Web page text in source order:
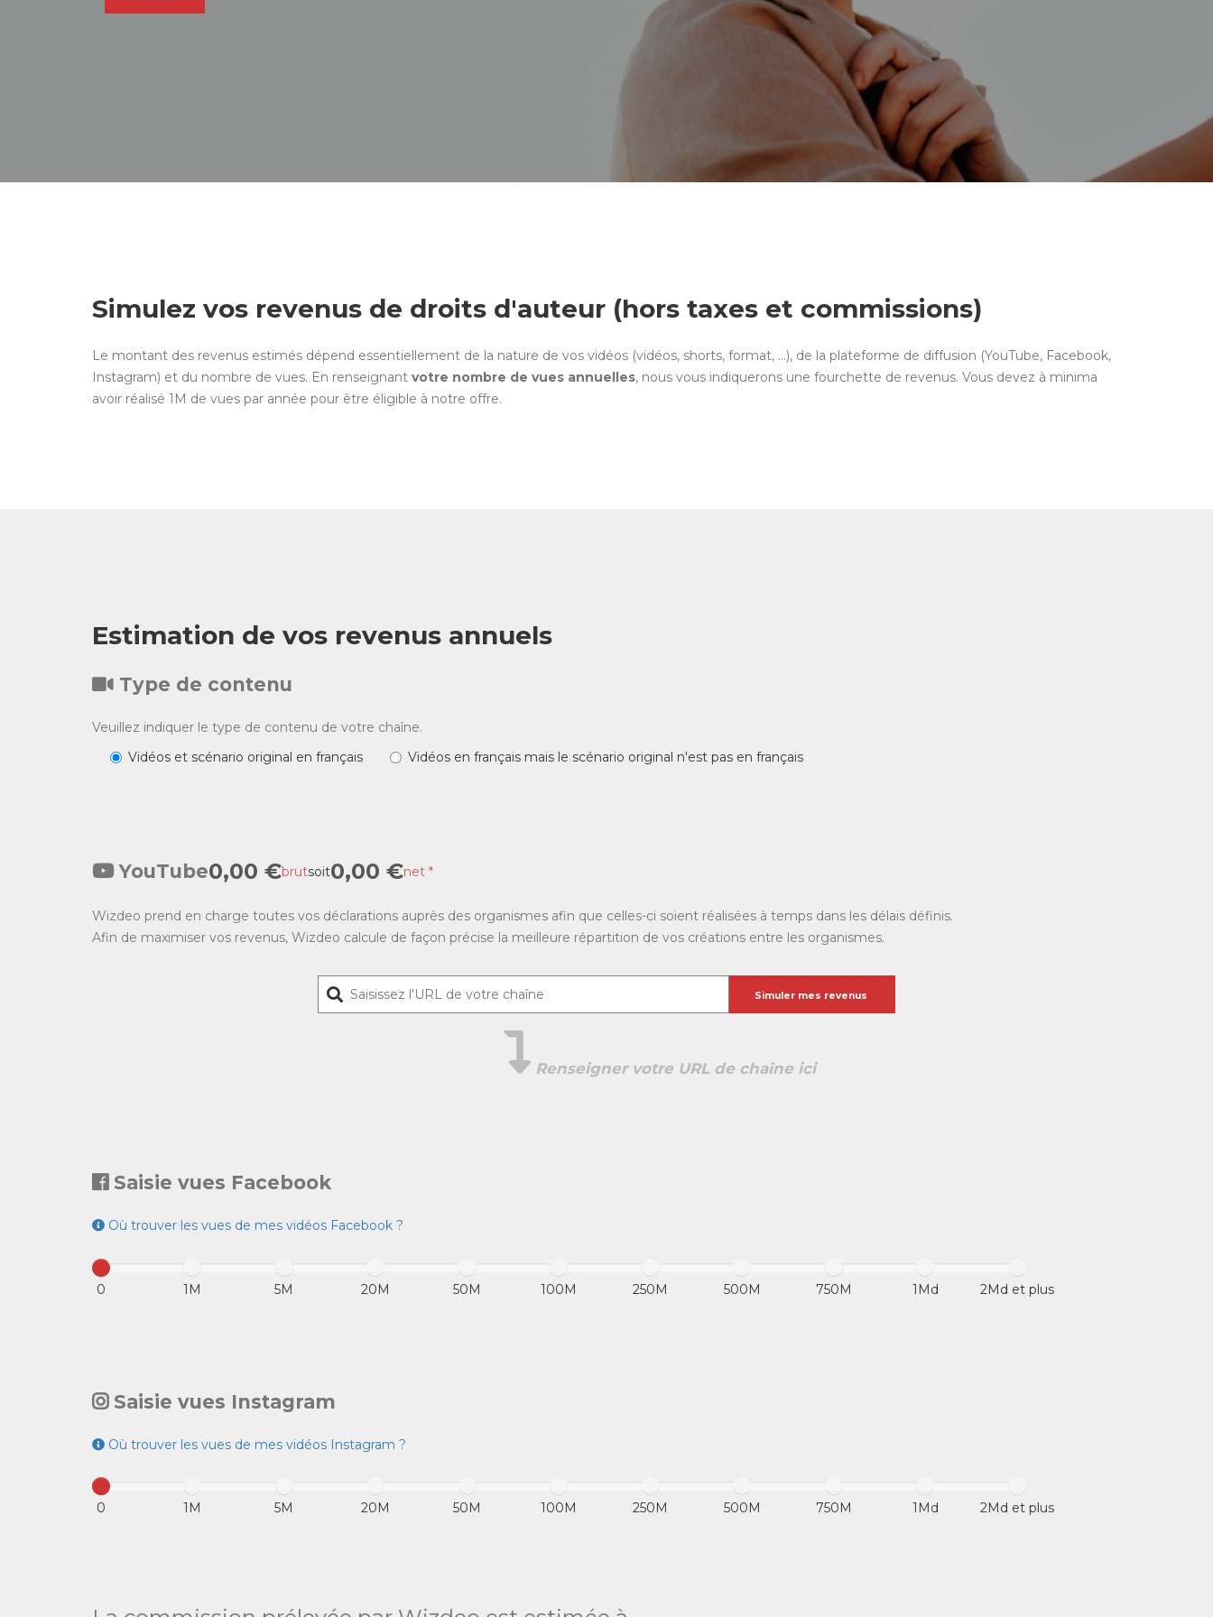
Simulez vos revenus de droits d'auteur (hors taxes et commissions)
Le montant des revenus estimés dépend essentiellement de la nature de vos vidéos (vidéos, shorts, format, …), de la plateforme de diffusion (YouTube, Facebook,
Instagram) et du nombre de vues. En renseignant votre nombre de vues annuelles, nous vous indiquerons une fourchette de revenus. Vous devez à minima
avoir réalisé 1M de vues par année pour être éligible à notre offre.
Estimation de vos revenus annuels
Type de contenu
Veuillez indiquer le type de contenu de votre chaîne.
Vidéos et scénario original en français
Vidéos en français mais le scénario original n'est pas en français
YouTube0,00 €brutsoit0,00 €net *
Wizdeo prend en charge toutes vos déclarations auprès des organismes afin que celles-ci soient réalisées à temps dans les délais définis.
Afin de maximiser vos revenus, Wizdeo calcule de façon précise la meilleure répartition de vos créations entre les organismes.
Simuler mes revenus
Renseigner votre URL de chaîne ici
Saisie vues Facebook
Où trouver les vues de mes vidéos Facebook ?
0 1M 5M 20M 50M 100M 250M 500M 750M 1Md 2Md et plus
Saisie vues Instagram
Où trouver les vues de mes vidéos Instagram ?
0 1M 5M 20M 50M 100M 250M 500M 750M 1Md 2Md et plus